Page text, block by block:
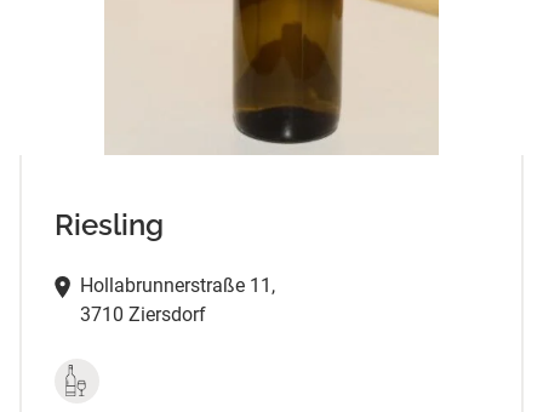
Riesling
Hollabrunnerstraße 11,
3710 Ziersdorf